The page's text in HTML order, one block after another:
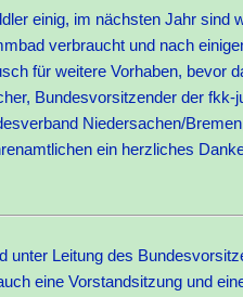
einig, im nächsten Jahr sind
verbraucht und nach
für weitere Vorhaben, bevor
Bundesvorsitzender der fkk-
Niedersachen/
ein herzliches
unter Leitung des
eine Vorstandsitzung und